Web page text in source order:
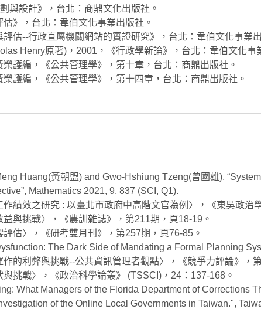
與設計》，台北：商鼎文化出版社。
》，台北：韋伯文化事業出版社。
估--行政直屬機關網站的實證研究》，台北：韋伯文化事業
Henry原著)，2001，《行政學新論》，台北：韋伯文化事
護編，《公共管理學》，第十章，台北：商鼎出版社。
護編，《公共管理學》，第十四章，台北：商鼎出版社。
Huang(黃朝盟) and Gwo-Hshiung Tzeng(曾國雄),
Mathematics 2021, 9, 837 (SCI, Q1).
績效之研究 : 以臺北市政府中高階文官為例〉，《東吳政治
與挑戰〉，《農訓雜誌》，第211期，頁18-19。
估〉，《研考雙月刊》，第257期，頁76-85。
The Dark Side of Mandating a Formal Planning
的利弊與挑戰--公共資訊管理者觀點〉，《競爭力評論》，
挑戰〉，《政治科學論叢》 (TSSCI)，24：137-168。
What Managers of the Florida Department of Corrections
of the Online Local Governments in Taiwan.",